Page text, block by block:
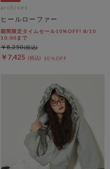
archives
ヒールローファー
期間限定タイムセール10%OFF! 8/10
10:00まで
￥7,425 10％OFF
￥8,250